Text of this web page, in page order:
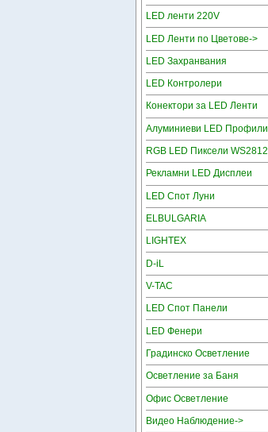
LED ленти 220V
LED Ленти по Цветове->
LED Захранвания
LED Контролери
Конектори за LED Ленти
Алуминиеви LED Профили
RGB LED Пиксели WS2812
Рекламни LED Дисплеи
LED Спот Луни
ELBULGARIA
LIGHTEX
D-iL
V-TAC
LED Спот Панели
LED Фенери
Градинско Осветление
Осветление за Баня
Офис Осветление
Видео Наблюдение->